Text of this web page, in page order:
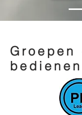
Groepen
bedienen